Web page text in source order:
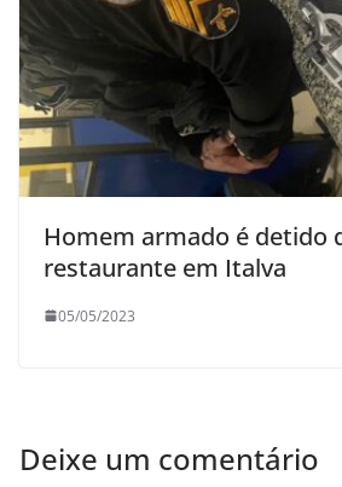
Homem armado é detido
restaurante em Italva
05/05/2023
Deixe um comentário